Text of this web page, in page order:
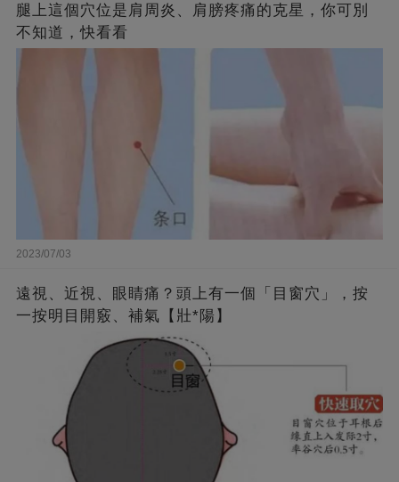
腿上這個穴位是肩周炎、肩膀疼痛的克星，你可別
不知道，快看看
2023/07/03
遠視、近視、眼睛痛？頭上有一個「目窗穴」，按
一按明目開竅、補氣【壯*陽】